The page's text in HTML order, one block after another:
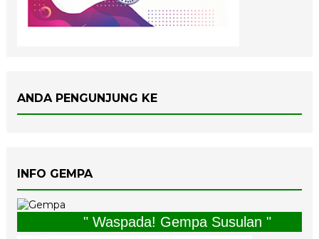
ANDA PENGUNJUNG KE
INFO GEMPA
" Waspada! Gempa Susulan "